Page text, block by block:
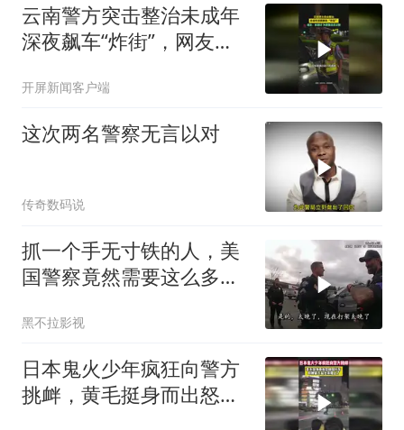
云南警方突击整治未成年
深夜飙车“炸街”，网友：
开屏新闻客户端
这次两名警察无言以对
传奇数码说
抓一个手无寸铁的人，美
国警察竟然需要这么多支
黑不拉影视
日本鬼火少年疯狂向警方
挑衅，黄毛挺身而出怒踹